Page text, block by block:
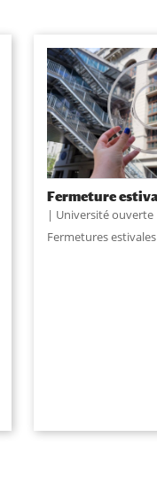
Fermeture
Université ouverte
Fermetures